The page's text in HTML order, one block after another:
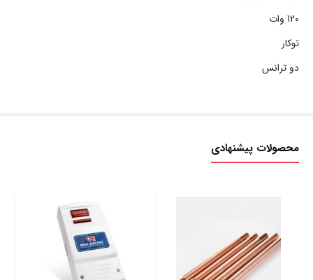
120 وات
توکار
دو ترانس
محصولات پیشنهادی